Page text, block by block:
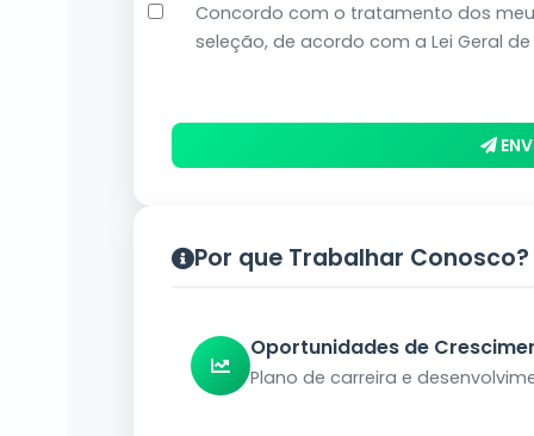
Concordo com o tratamento dos
seleção, de acordo com a Lei Geral
Por que Trabalhar Conosco?
Oportunidades de
Plano de carreira e